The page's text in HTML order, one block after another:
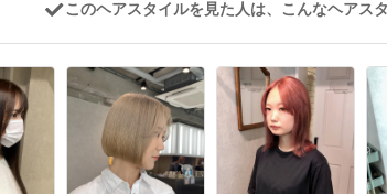
このヘアスタイルを見た人は、こんなヘアス